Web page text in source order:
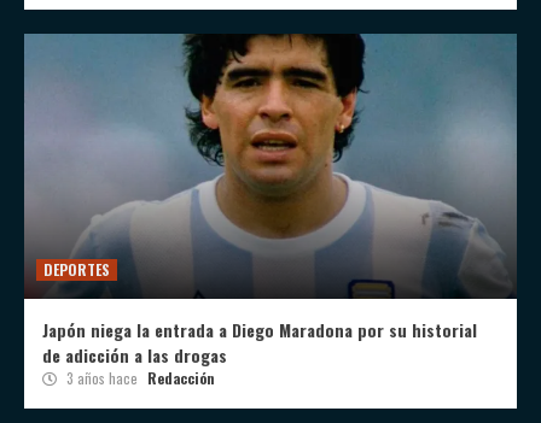
DEPORTES
Japón niega la entrada a Diego Maradona por su historial
de adicción a las drogas
3 años hace Redacción